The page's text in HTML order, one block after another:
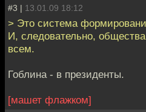
#3 | 13.01.09 18:12
> Это cистема
И, следовательно,
всем.
Гоблина - в президенты.
[машет флажком]